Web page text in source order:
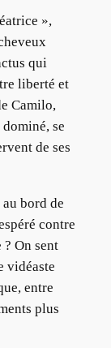
»,
qui
liberté et
Camilo,
se
de ses
bord de
contre
On sent
vidéaste
entre
plus